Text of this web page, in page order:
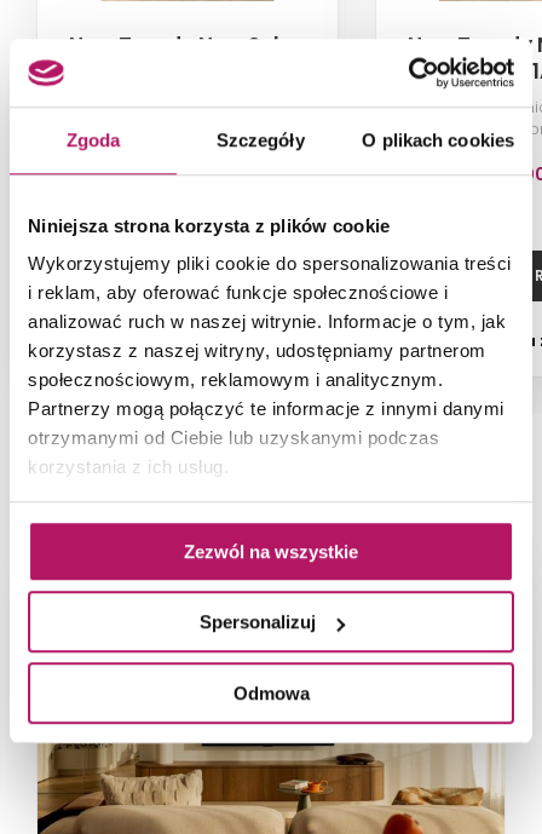
Zgoda Szczegóły O plikach cookies
Niniejsza strona korzysta z plików cookie
Wykorzystujemy pliki cookie do spersonalizowania treści
i reklam, aby oferować funkcje społecznościowe i
analizować ruch w naszej witrynie. Informacje o tym, jak
korzystasz z naszej witryny, udostępniamy partnerom
społecznościowym, reklamowym i analitycznym.
Partnerzy mogą połączyć te informacje z innymi danymi
otrzymanymi od Ciebie lub uzyskanymi podczas
korzystania z ich usług.
Zezwól na wszystkie
Spersonalizuj
Odmowa
New Trendy New Soleo
Kabina walk-in, wspornik
prostopadły, szkło przezroczyste,
profile czarne, 50x195 cm
1 510,00 PLN
-1% od 1 523,00 PLN najniższa cena
ZOBACZ PRODUKT
Dostępność: na zamówienie
New Trendy
Black D-
Kabina
przezroczyste,
3
ZOBACZ
Dostępność:
NAJNOWSZE ARTYKUŁY